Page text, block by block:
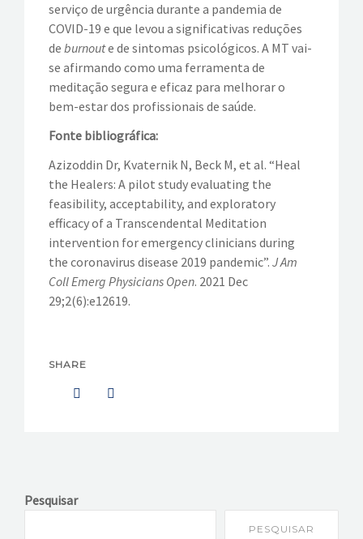
serviço de urgência durante a pandemia de
COVID-19 e que levou a significativas reduções
de burnoute de sintomas psicológicos. A MT vai-
se afirmando como uma ferramenta de
meditação segura e eficaz para melhorar o
bem-estar dos profissionais de saúde.
Fonte bibliográfica:
Azizoddin Dr, Kvaternik N, Beck M, et al. “Heal
the Healers: A pilot study evaluating the
feasibility, acceptability, and exploratory
efficacy of a Transcendental Meditation
intervention for emergency clinicians during
the coronavirus disease 2019 pandemic”. J Am
Coll Emerg Physicians Open. 2021 Dec
29;2(6):e12619.
SHARE
Pesquisar
PESQUISAR